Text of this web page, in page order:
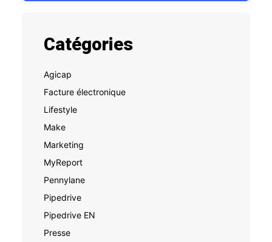
Catégories
Agicap
Facture électronique
Lifestyle
Make
Marketing
MyReport
Pennylane
Pipedrive
Pipedrive EN
Presse